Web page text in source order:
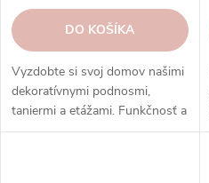
DO KOŠÍKA
Vyzdobte si svoj domov našimi
dekoratívnymi podnosmi,
taniermi a etážami. Funkčnosť a
užitočnosť v jednom.